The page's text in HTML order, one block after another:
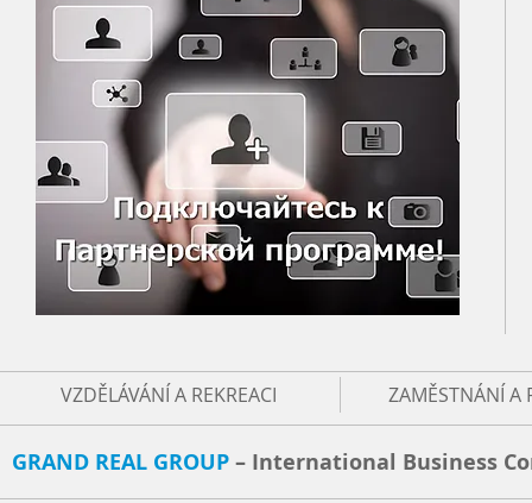
VZDĚLÁVÁNÍ A REKREACI ZAMĚSTNÁNÍ A
GRAND REAL GROUP​ – International Business